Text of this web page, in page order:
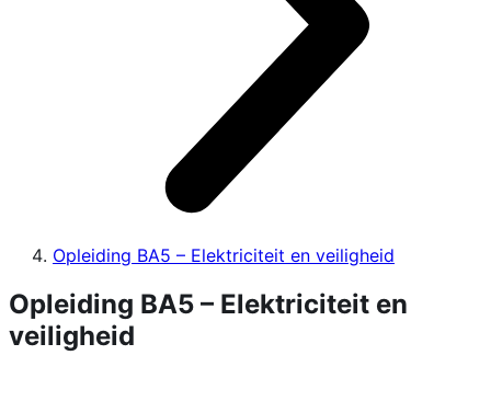
Opleiding BA5 – Elektriciteit en veiligheid
Opleiding BA5 – Elektriciteit en
veiligheid